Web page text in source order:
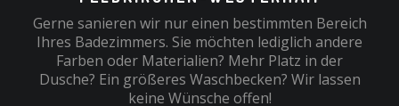
Gerne sanieren wir nur einen bestimmten Bereich
Ihres Badezimmers. Sie möchten lediglich andere
Farben oder Materialien? Mehr Platz in der
Dusche? Ein größeres Waschbecken? Wir lassen
keine Wünsche offen!